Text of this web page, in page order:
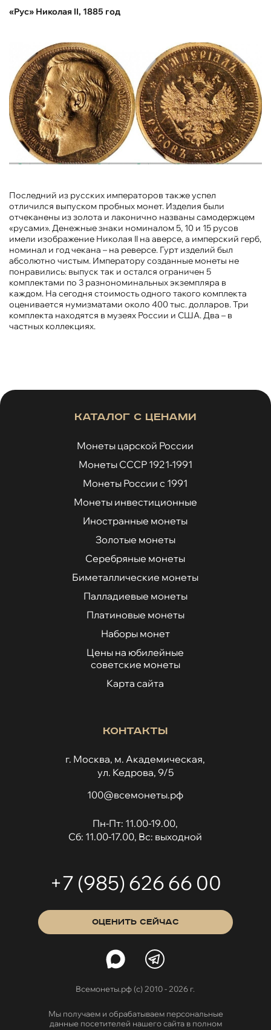
«Рус» Николая II, 1885 год
Последний из русских императоров также успел
отличился выпуском пробных монет. Изделия были
отчеканены из золота и лаконично названы самодержцем
«русами». Денежные знаки номиналом 5, 10 и 15 русов
имели изображение Николая II на аверсе, а имперский герб,
номинал и год чекана – на реверсе. Гурт изделий был
абсолютно чистым. Императору созданные монеты не
понравились: выпуск так и остался ограничен 5
комплектами по 3 разнономинальных экземпляра в
каждом. На сегодня стоимость одного такого комплекта
оценивается нумизматами около 400 тыс. долларов. Три
комплекта находятся в музеях России и США. Два – в
частных коллекциях.
Каталог с ценами
Монеты царской России
Монеты СССР 1921-1991
Монеты России с 1991
Монеты инвестиционные
Иностранные монеты
Золотые монеты
Серебряные монеты
Биметаллические монеты
Палладиевые монеты
Платиновые монеты
Наборы монет
Цены на юбилейные
советские монеты
Карта сайта
Контакты
г. Москва, м. Академическая,
ул. Кедрова, 9/5
100@всемонеты.рф
Пн-Пт: 11.00-19.00,
Сб: 11.00-17.00, Вс: выходной
+7 (985) 626 66 00
ОЦЕНИТЬ СЕЙЧАС
Всемонеты.рф (с) 2010 - 2026 г.
Мы получаем и обрабатываем персональные
данные посетителей нашего сайта в полном